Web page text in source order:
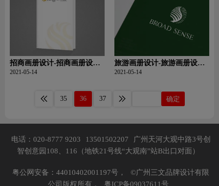
招商画册设计-招商画册设计
的基本步骤？常见的要点？
2021-05-14
旅游画册设计-旅游画册设计
的特点要素是什么
2021-05-14
35 36 37 确定
电话：020-8777 9203 13501502207
广州天河大观中路3号创
智创意园108、116（地铁21号线“大观南”站B出口对面）
粤公网安备：44010402001197号，
©广州三文品牌设计有限
公司版权所有，
粤ICP备09037611号